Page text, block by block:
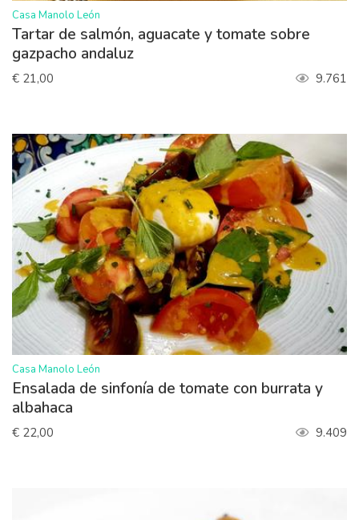
>
Casa Manolo León
Tartar de salmón, aguacate y tomate sobre
gazpacho andaluz
€ 21,00 9.761
>
Casa Manolo León
Ensalada de sinfonía de tomate con burrata y
albahaca
€ 22,00 9.409